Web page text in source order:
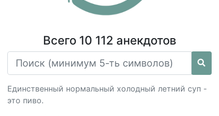
Всего 10 112 анекдотов
Единственный нормальный холодный летний суп -
это пиво.